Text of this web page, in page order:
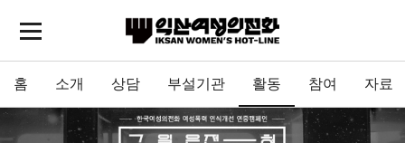
홈 소개 상담 부설기관 활동 참여 자료